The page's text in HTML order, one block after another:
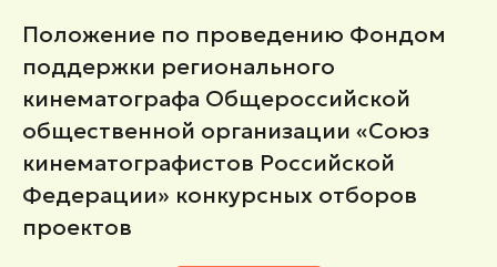
Положение по проведению Фондом
поддержки регионального
кинематографа Общероссийской
общественной организации «Союз
кинематографистов Российской
Федерации» конкурсных отборов
проектов